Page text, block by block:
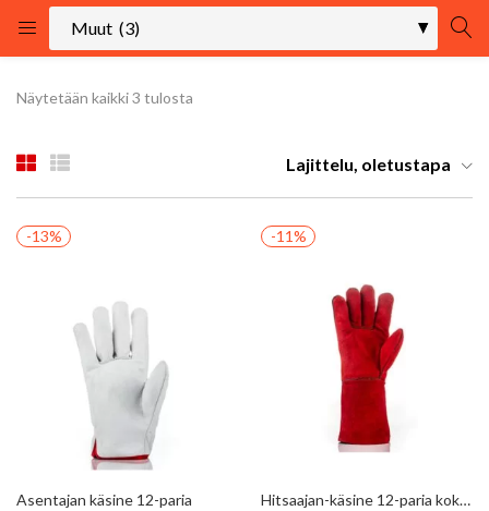
KIRJAUDU REKISTÖRÖIDY
Kirjaudu sisään käyttäjätunnuksella ja salasanalla.
Muista minut
Näytetään kaikki 3 tulosta
Lajittelu, oletustapa
-13%
Asentajan käsine 12-paria
-11%
Hitsaajan-käsine 12-paria koko10